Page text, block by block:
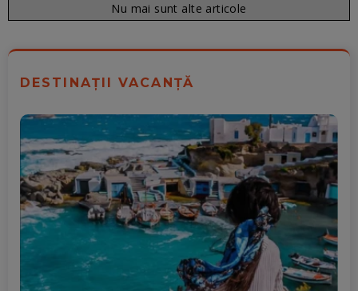
Nu mai sunt alte articole
DESTINAȚII VACANȚĂ